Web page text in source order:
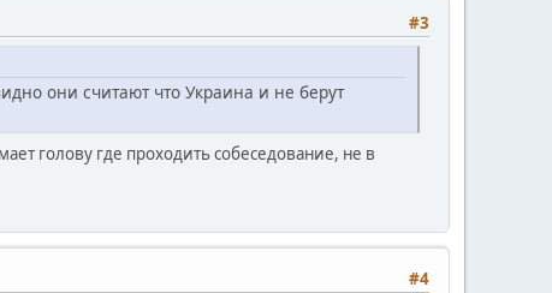
#3
они считают что Украина и не берут
голову где проходить собеседование, не в
#4